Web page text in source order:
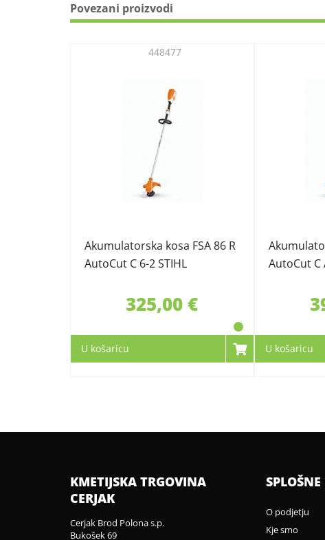
Povezani proizvodi
Akumulatorska kosa FSA 86 R
AutoCut C 6-2 STIHL
448477
325,00 €
U košaricu
AutoCut C
U košaricu
KMETIJSKA TRGOVINA
CERJAK
Cerjak Brod Polona s.p.
Bukošek 69
O podjetju
Kje smo